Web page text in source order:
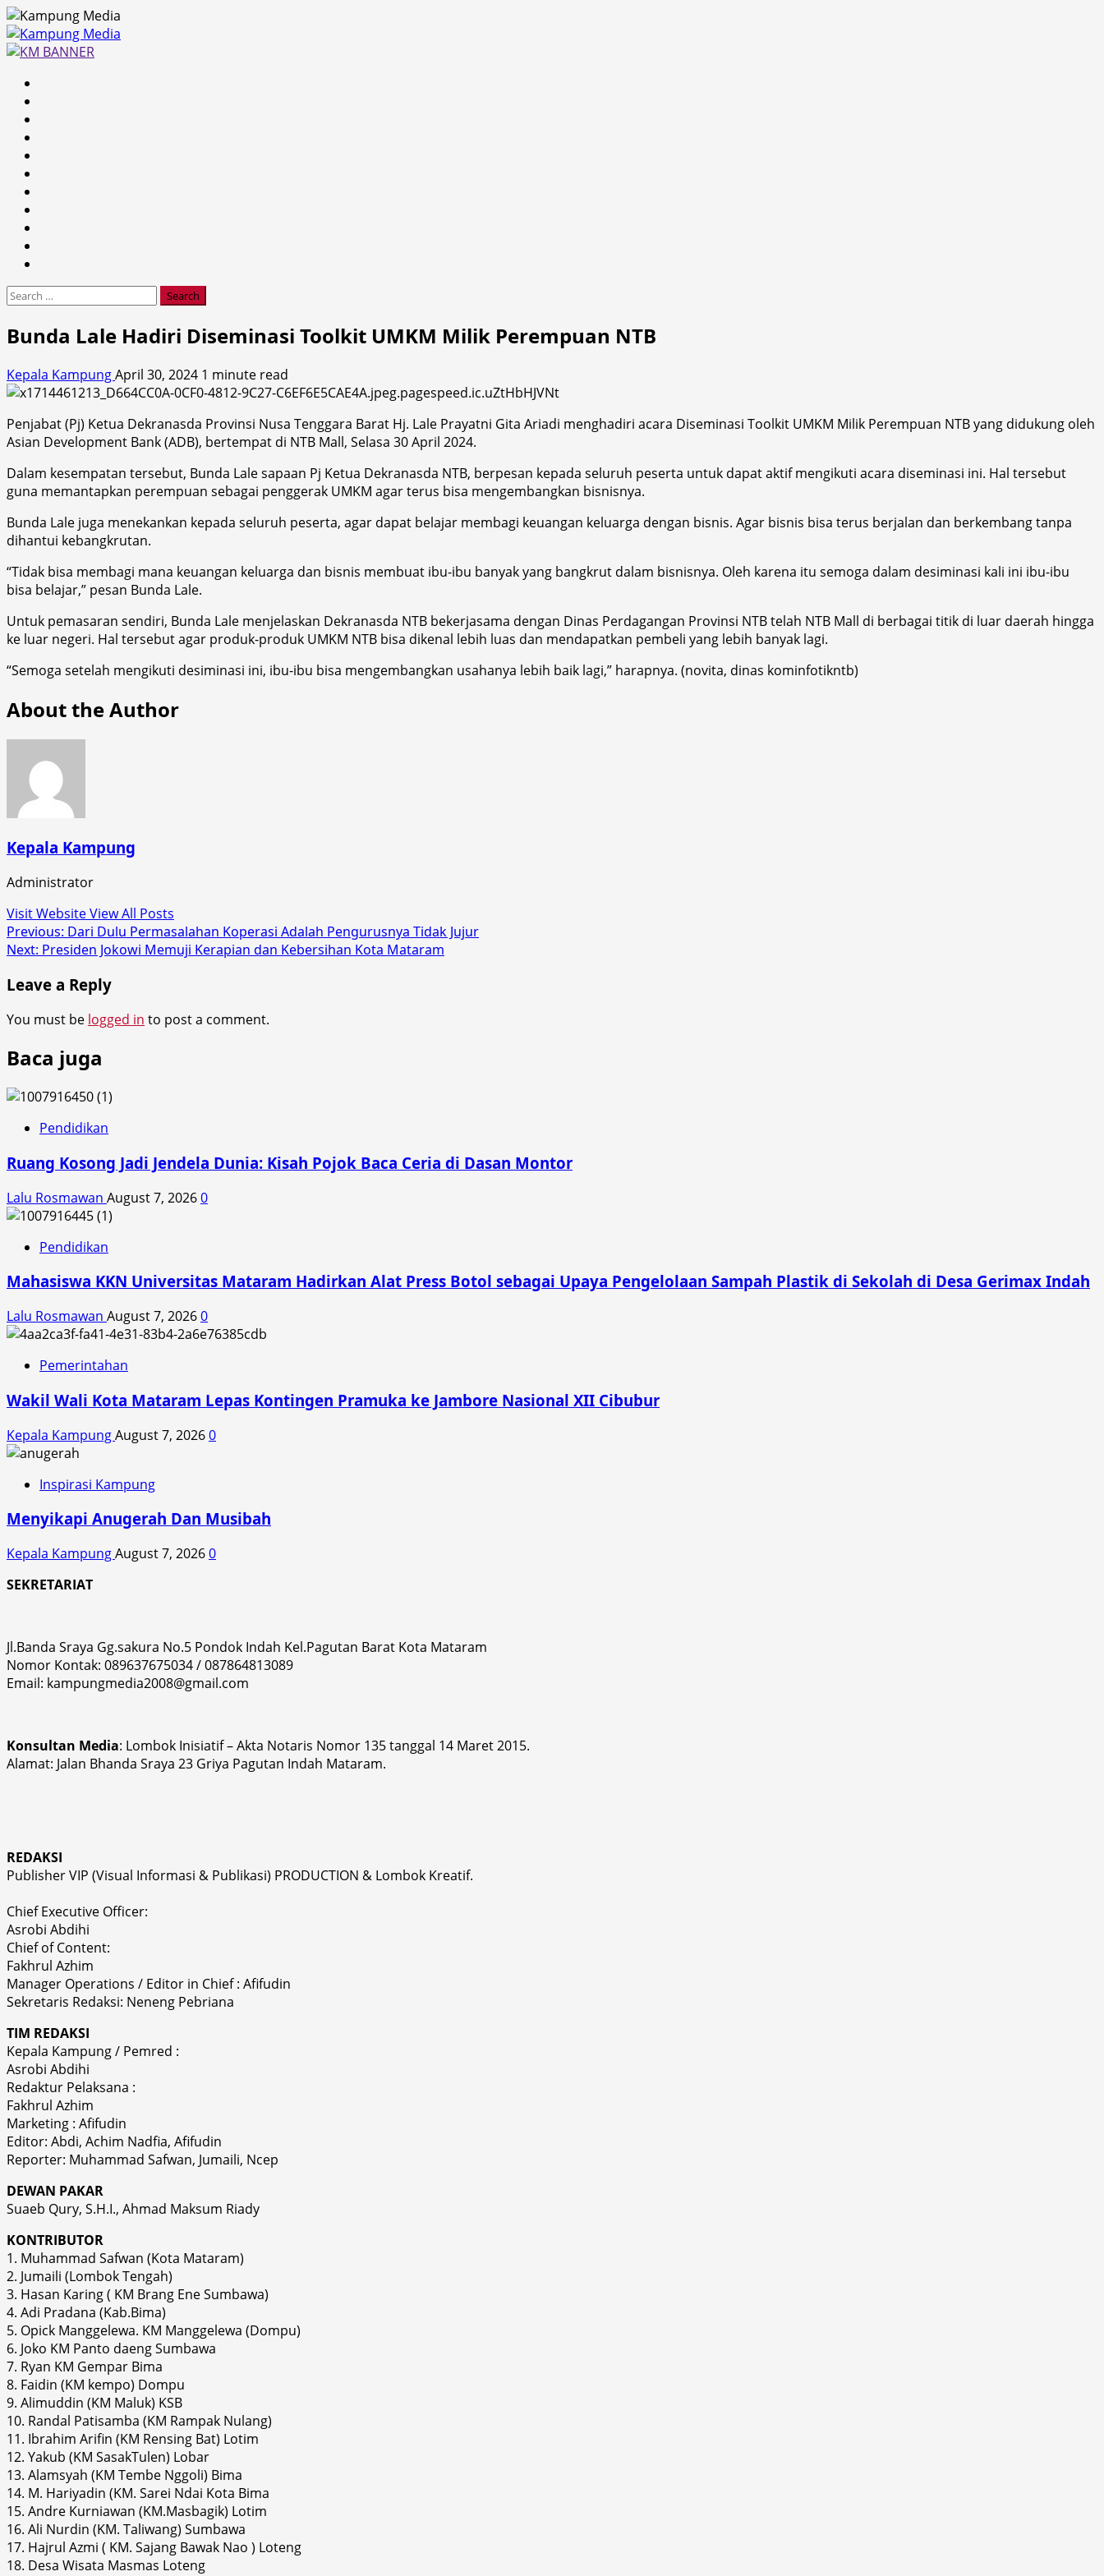
Skip
to
content
Primary
Menu
Search
Bunda Lale Hadiri Diseminasi Toolkit UMKM Milik Perempuan NTB
Kepala KampungApril 30, 2024 1 minute read
Penjabat (Pj) Ketua Dekranasda Provinsi Nusa Tenggara Barat Hj. Lale Prayatni Gita Ariadi menghadiri acara Diseminasi Toolkit UMKM Milik Perempuan NTB yang didukung oleh
Asian Development Bank (ADB), bertempat di NTB Mall, Selasa 30 April 2024.
Dalam kesempatan tersebut, Bunda Lale sapaan Pj Ketua Dekranasda NTB, berpesan kepada seluruh peserta untuk dapat aktif mengikuti acara diseminasi ini. Hal tersebut
guna memantapkan perempuan sebagai penggerak UMKM agar terus bisa mengembangkan bisnisnya.
Bunda Lale juga menekankan kepada seluruh peserta, agar dapat belajar membagi keuangan keluarga dengan bisnis. Agar bisnis bisa terus berjalan dan berkembang tanpa
dihantui kebangkrutan.
“Tidak bisa membagi mana keuangan keluarga dan bisnis membuat ibu-ibu banyak yang bangkrut dalam bisnisnya. Oleh karena itu semoga dalam desiminasi kali ini ibu-ibu
bisa belajar,” pesan Bunda Lale.
Untuk pemasaran sendiri, Bunda Lale menjelaskan Dekranasda NTB bekerjasama dengan Dinas Perdagangan Provinsi NTB telah NTB Mall di berbagai titik di luar daerah hingga
ke luar negeri. Hal tersebut agar produk-produk UMKM NTB bisa dikenal lebih luas dan mendapatkan pembeli yang lebih banyak lagi.
“Semoga setelah mengikuti desiminasi ini, ibu-ibu bisa mengembangkan usahanya lebih baik lagi,” harapnya. (novita, dinas kominfotikntb)
About the Author
Kepala Kampung
Administrator
Visit WebsiteView All Posts
Post
navigation
Previous: Dari Dulu Permasalahan Koperasi Adalah Pengurusnya Tidak Jujur
Next: Presiden Jokowi Memuji Kerapian dan Kebersihan Kota Mataram
Leave a Reply
You must be logged in to post a comment.
Baca juga
Pendidikan
Ruang Kosong Jadi Jendela Dunia: Kisah Pojok Baca Ceria di Dasan Montor
Lalu Rosmawan August 7, 20260
Pendidikan
Mahasiswa KKN Universitas Mataram Hadirkan Alat Press Botol sebagai Upaya Pengelolaan Sampah Plastik di Sekolah di Desa Gerimax Indah
Lalu Rosmawan August 7, 20260
Pemerintahan
Wakil Wali Kota Mataram Lepas Kontingen Pramuka ke Jambore Nasional XII Cibubur
Kepala KampungAugust 7, 20260
Inspirasi Kampung
Menyikapi Anugerah Dan Musibah
Kepala KampungAugust 7, 20260
SEKRETARIAT
Jl.Banda Sraya Gg.sakura No.5 Pondok Indah Kel.Pagutan Barat Kota Mataram
Nomor Kontak: 089637675034 / 087864813089
Email: kampungmedia2008@gmail.com
Konsultan Media: Lombok Inisiatif – Akta Notaris Nomor 135 tanggal 14 Maret 2015.
Alamat: Jalan Bhanda Sraya 23 Griya Pagutan Indah Mataram.
REDAKSI
Publisher VIP (Visual Informasi & Publikasi) PRODUCTION & Lombok Kreatif.
Chief Executive Officer:
Asrobi Abdihi
Chief of Content:
Fakhrul Azhim
Manager Operations / Editor in Chief : Afifudin
Sekretaris Redaksi: Neneng Pebriana
TIM REDAKSI
Kepala Kampung / Pemred :
Asrobi Abdihi
Redaktur Pelaksana :
Fakhrul Azhim
Marketing : Afifudin
Editor: Abdi, Achim Nadfia, Afifudin
Reporter: Muhammad Safwan, Jumaili, Ncep
DEWAN PAKAR
Suaeb Qury, S.H.I., Ahmad Maksum Riady
KONTRIBUTOR
1. Muhammad Safwan (Kota Mataram)
2. Jumaili (Lombok Tengah)
3. Hasan Karing ( KM Brang Ene Sumbawa)
4. Adi Pradana (Kab.Bima)
5. Opick Manggelewa. KM Manggelewa (Dompu)
6. Joko KM Panto daeng Sumbawa
7. Ryan KM Gempar Bima
8. Faidin (KM kempo) Dompu
9. Alimuddin (KM Maluk) KSB
10. Randal Patisamba (KM Rampak Nulang)
11. Ibrahim Arifin (KM Rensing Bat) Lotim
12. Yakub (KM SasakTulen) Lobar
13. Alamsyah (KM Tembe Nggoli) Bima
14. M. Hariyadin (KM. Sarei Ndai Kota Bima
15. Andre Kurniawan (KM.Masbagik) Lotim
16. Ali Nurdin (KM. Taliwang) Sumbawa
17. Hajrul Azmi ( KM. Sajang Bawak Nao ) Loteng
18. Desa Wisata Masmas Loteng